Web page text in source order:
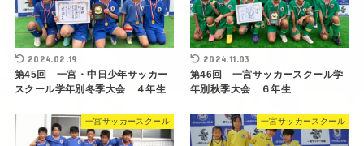
2024.02.19
第45回 一宮・中日少年サッカー
スクール学年別冬季大会 ４年生
2024.11.03
第46回 一宮サッカースクール学
年別秋季大会 ６年生
一宮サッカースクール 一宮サッカースクール